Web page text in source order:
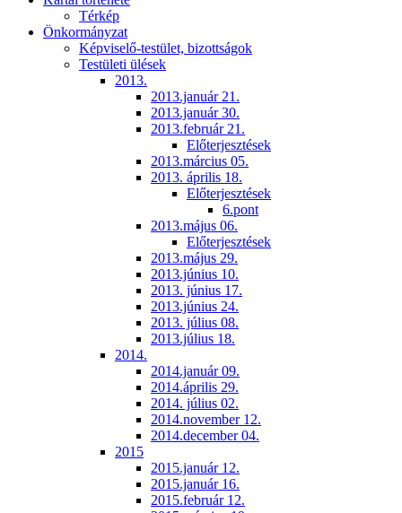
Térkép
Önkormányzat
Képviselő-testület, bizottságok
Testületi ülések
2013.
2013.január 21.
2013.január 30.
2013.február 21.
Előterjesztések
2013.március 05.
2013. április 18.
Előterjesztések
6.pont
2013.május 06.
Előterjesztések
2013.május 29.
2013.június 10.
2013. június 17.
2013.június 24.
2013. július 08.
2013.július 18.
2014.
2014.január 09.
2014.április 29.
2014. július 02.
2014.november 12.
2014.december 04.
2015
2015.január 12.
2015.január 16.
2015.február 12.